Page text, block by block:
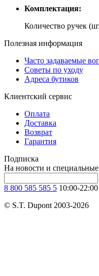
Комплектация:
Количество ручек
Полезная информация
Часто задаваемые
Советы по уходу
Адреса бутиков
Клиентский сервис
Оплата
Доставка
Возврат
Гарантия
Подписка
На новости и
8 800 585 585 5 10:00-
© S.T. Dupont 2003-2026